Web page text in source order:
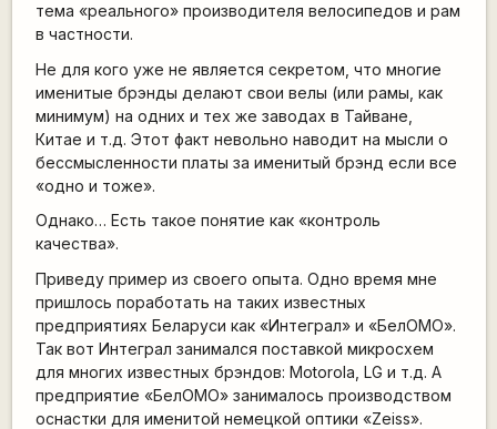
тема «реального» производителя велосипедов и рам
в частности.
Не для кого уже не является секретом, что многие
именитые брэнды делают свои велы (или рамы, как
минимум) на одних и тех же заводах в Тайване,
Китае и т.д. Этот факт невольно наводит на мысли о
бессмысленности платы за именитый брэнд если все
«одно и тоже».
Однако… Есть такое понятие как «контроль
качества».
Приведу пример из своего опыта. Одно время мне
пришлось поработать на таких известных
предприятиях Беларуси как «Интеграл» и «БелОМО».
Так вот Интеграл занимался поставкой микросхем
для многих известных брэндов: Motorola, LG и т.д. А
предприятие «БелОМО» занималось производством
оснастки для именитой немецкой оптики «Zeiss».